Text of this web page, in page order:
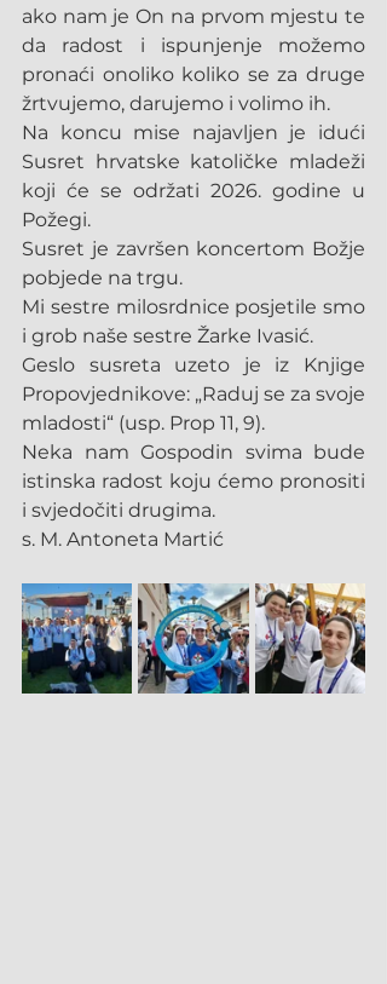
ako nam je On na prvom mjestu te
da radost i ispunjenje možemo
pronaći onoliko koliko se za druge
žrtvujemo, darujemo i volimo ih.
Na koncu mise najavljen je idući
Susret hrvatske katoličke mladeži
koji će se održati 2026. godine u
Požegi.
Susret je završen koncertom Božje
pobjede na trgu.
Mi sestre milosrdnice posjetile smo
i grob naše sestre Žarke Ivasić.
Geslo susreta uzeto je iz Knjige
Propovjednikove: „Raduj se za svoje
mladosti“ (usp. Prop 11, 9).
Neka nam Gospodin svima bude
istinska radost koju ćemo pronositi
i svjedočiti drugima.
s. M. Antoneta Martić